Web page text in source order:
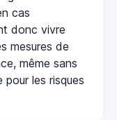
cas
donc vivre
mesures de
même sans
les risques